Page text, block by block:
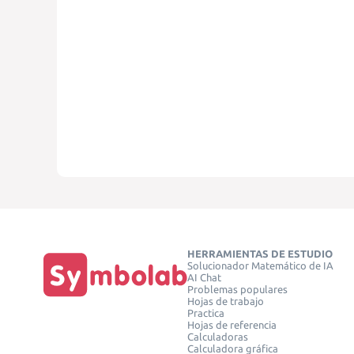
HERRAMIENTAS DE ESTUDIO
Solucionador Matemático de IA
AI Chat
Problemas populares
Hojas de trabajo
Practica
Hojas de referencia
Calculadoras
Calculadora gráfica